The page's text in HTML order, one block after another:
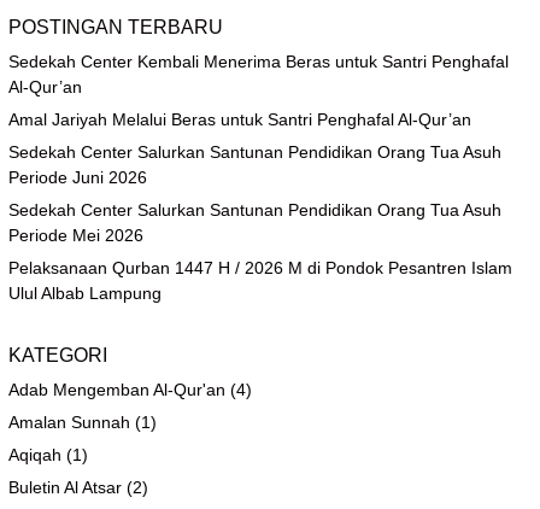
POSTINGAN TERBARU
Sedekah Center Kembali Menerima Beras untuk Santri Penghafal
Al-Qur’an
Amal Jariyah Melalui Beras untuk Santri Penghafal Al-Qur’an
Sedekah Center Salurkan Santunan Pendidikan Orang Tua Asuh
Periode Juni 2026
Sedekah Center Salurkan Santunan Pendidikan Orang Tua Asuh
Periode Mei 2026
Pelaksanaan Qurban 1447 H / 2026 M di Pondok Pesantren Islam
Ulul Albab Lampung
KATEGORI
Adab Mengemban Al-Qur'an (4)
Amalan Sunnah (1)
Aqiqah (1)
Buletin Al Atsar (2)